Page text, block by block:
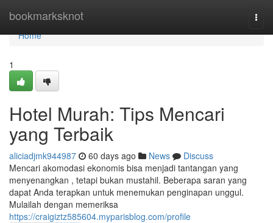
bookmarksknot
Home
Home
1
Hotel Murah: Tips Mencari
yang Terbaik
aliciadjmk944987 60 days ago News
Discuss
Mencari akomodasi ekonomis bisa menjadi tantangan yang
menyenangkan , tetapi bukan mustahil. Beberapa saran yang
dapat Anda terapkan untuk menemukan penginapan unggul.
Mulailah dengan memeriksa
https://craigiztz585604.myparisblog.com/profile